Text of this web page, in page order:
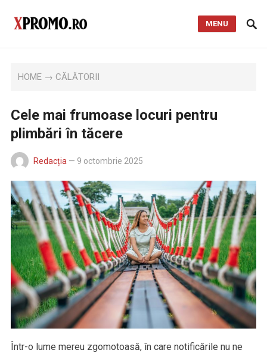
MENU
HOME →CĂLĂTORII
Cele mai frumoase locuri pentru
plimbări în tăcere
Redacția — 9 octombrie 2025
Într-o lume mereu zgomotoasă, în care notificările nu ne